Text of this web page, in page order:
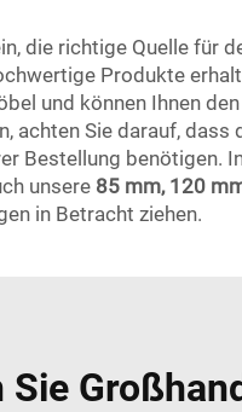
die richtige Quelle für
Produkte
und können Ihnen
achten Sie darauf,
Bestellung benötigen.
unsere 85 mm, 120
in Betracht ziehen.
Sie